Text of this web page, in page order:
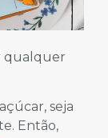
qualquer
seja
Então,